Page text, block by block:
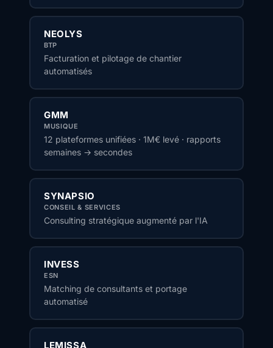
NEOLYS
BTP
Facturation et pilotage de chantier
automatisés
GMM
MUSIQUE
12 plateformes unifiées · 1M€ levé · rapports
semaines → secondes
SYNAPSIO
CONSEIL & SERVICES
Consulting stratégique augmenté par l'IA
INVESS
ESN
Matching de consultants et portage
automatisé
LEMISSA